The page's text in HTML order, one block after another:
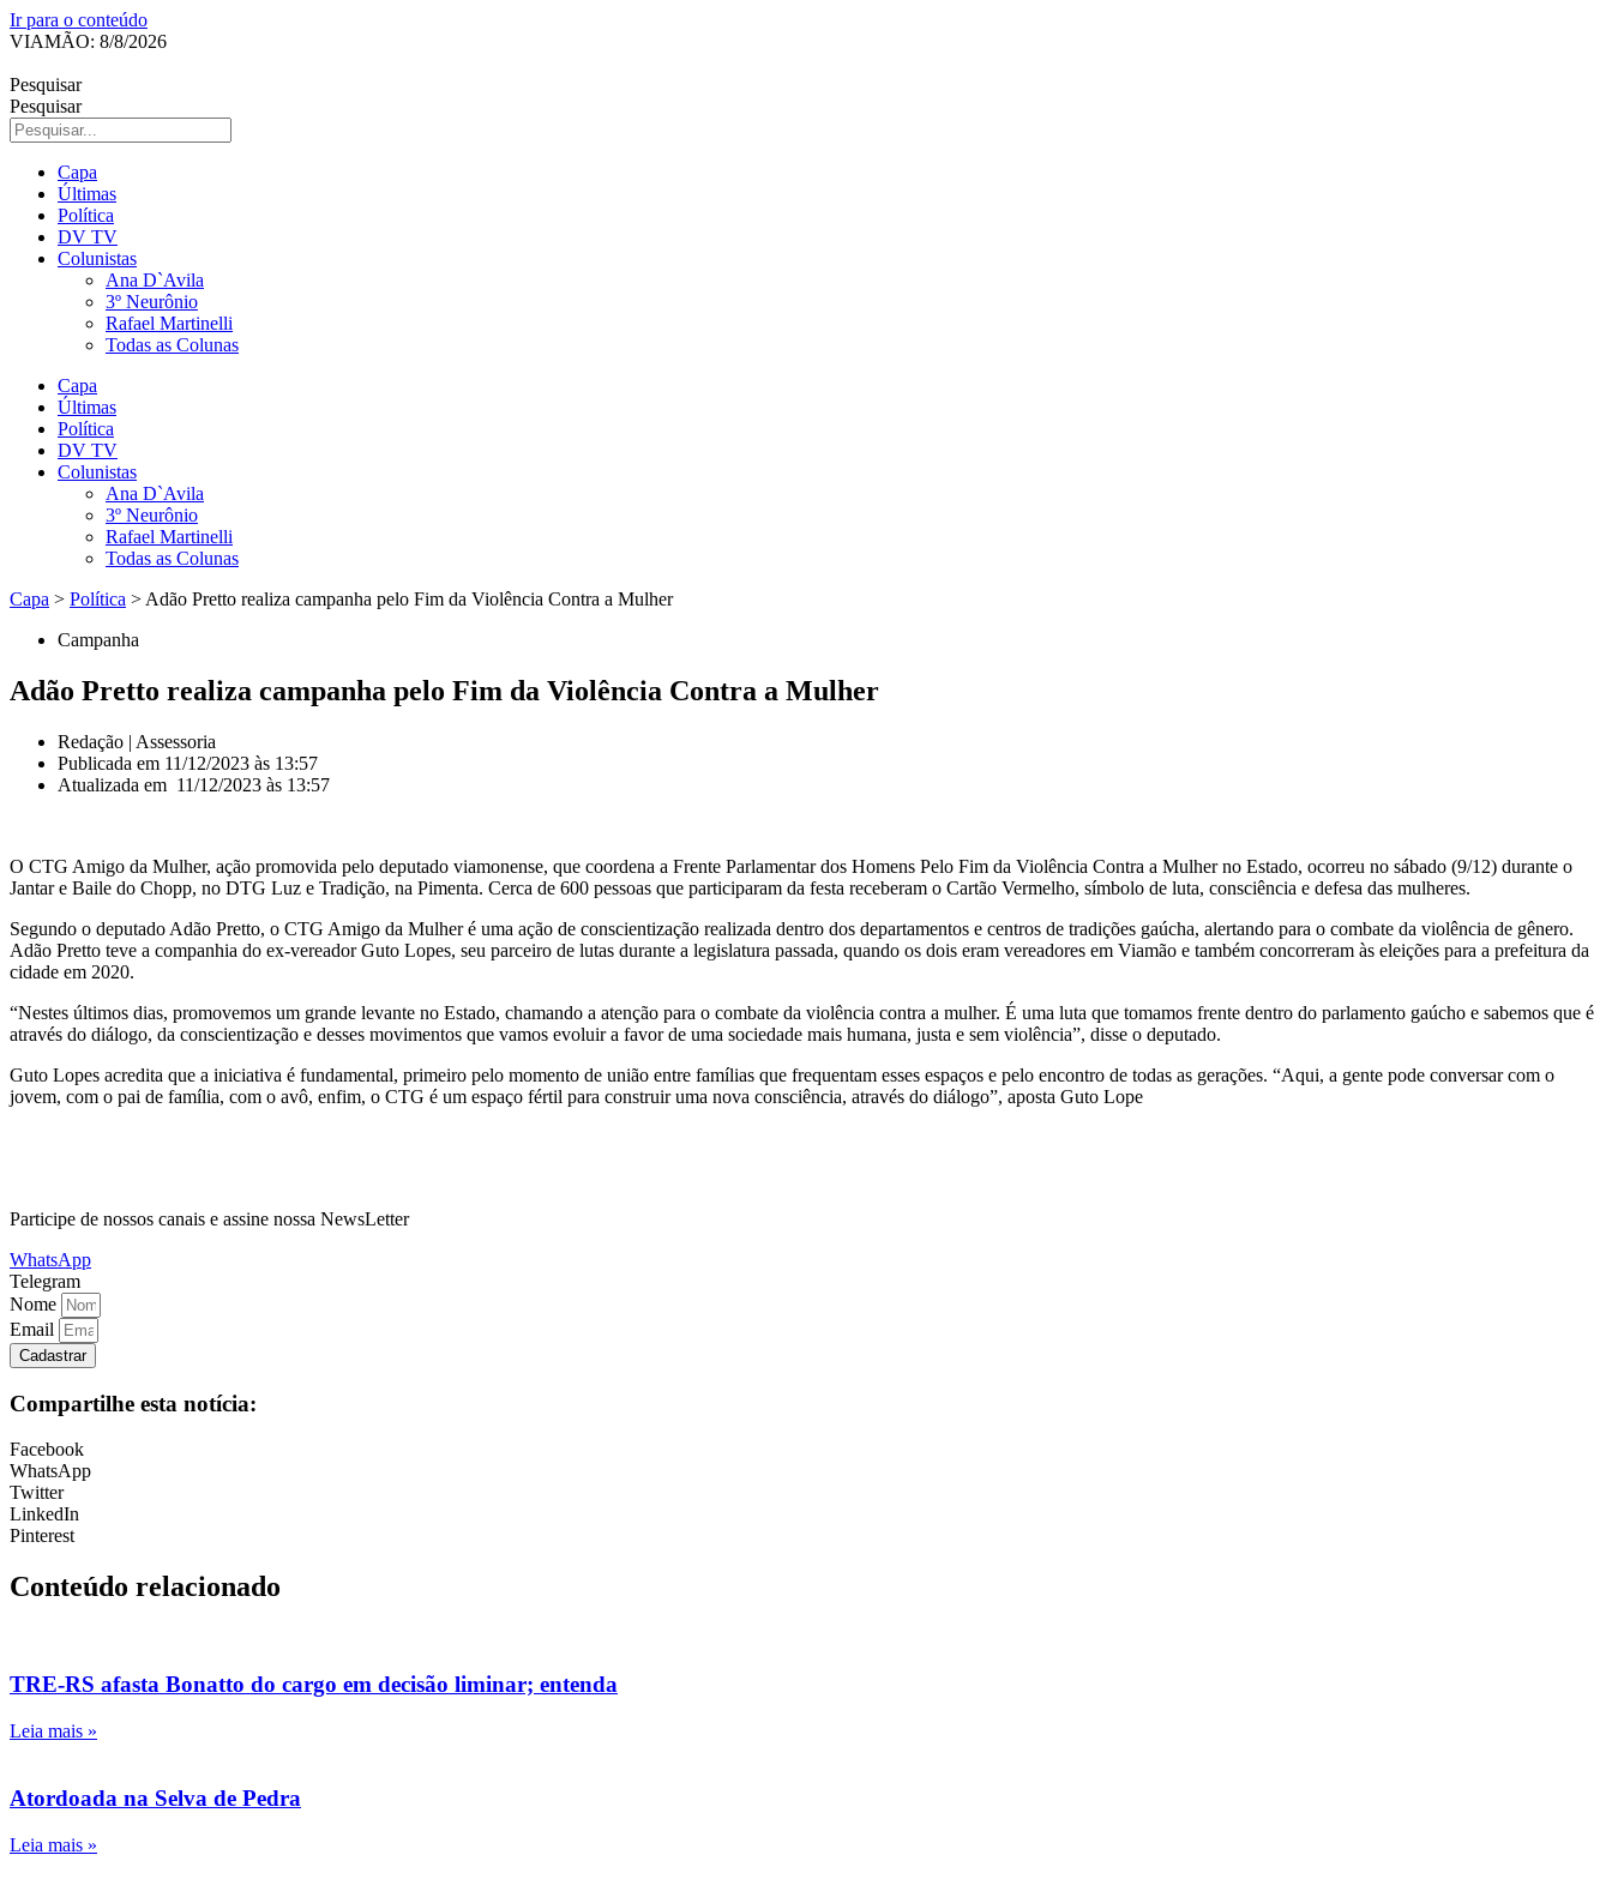
Ir para o conteúdo
VIAMÃO: 8/8/2026
Pesquisar
Pesquisar
Capa
Últimas
Política
DV TV
Colunistas
Ana D`Avila
3º Neurônio
Rafael Martinelli
Todas as Colunas
Capa
Últimas
Política
DV TV
Colunistas
Ana D`Avila
3º Neurônio
Rafael Martinelli
Todas as Colunas
Capa > Política > Adão Pretto realiza campanha pelo Fim da Violência Contra a Mulher
Campanha
Adão Pretto realiza campanha pelo Fim da Violência Contra a Mulher
Redação | Assessoria
Publicada em 11/12/2023 às 13:57
Atualizada em 11/12/2023 às 13:57
O CTG Amigo da Mulher, ação promovida pelo deputado viamonense, que coordena a Frente Parlamentar dos Homens Pelo Fim da Violência Contra a Mulher no Estado, ocorreu no sábado (9/12) durante o
Jantar e Baile do Chopp, no DTG Luz e Tradição, na Pimenta. Cerca de 600 pessoas que participaram da festa receberam o Cartão Vermelho, símbolo de luta, consciência e defesa das mulheres.
Segundo o deputado Adão Pretto, o CTG Amigo da Mulher é uma ação de conscientização realizada dentro dos departamentos e centros de tradições gaúcha, alertando para o combate da violência de gênero.
Adão Pretto teve a companhia do ex-vereador Guto Lopes, seu parceiro de lutas durante a legislatura passada, quando os dois eram vereadores em Viamão e também concorreram às eleições para a prefeitura da
cidade em 2020.
“Nestes últimos dias, promovemos um grande levante no Estado, chamando a atenção para o combate da violência contra a mulher. É uma luta que tomamos frente dentro do parlamento gaúcho e sabemos que é
através do diálogo, da conscientização e desses movimentos que vamos evoluir a favor de uma sociedade mais humana, justa e sem violência”, disse o deputado.
Guto Lopes acredita que a iniciativa é fundamental, primeiro pelo momento de união entre famílias que frequentam esses espaços e pelo encontro de todas as gerações. “Aqui, a gente pode conversar com o
jovem, com o pai de família, com o avô, enfim, o CTG é um espaço fértil para construir uma nova consciência, através do diálogo”, aposta Guto Lope
Participe de nossos canais e assine nossa NewsLetter
WhatsApp
Telegram
Nome
Email
Cadastrar
Compartilhe esta notícia:
Facebook
WhatsApp
Twitter
LinkedIn
Pinterest
Conteúdo relacionado
TRE-RS afasta Bonatto do cargo em decisão liminar; entenda
Leia mais »
Atordoada na Selva de Pedra
Leia mais »